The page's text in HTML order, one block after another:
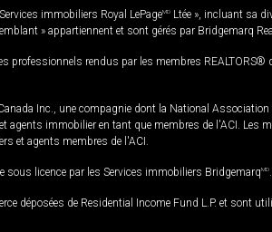
immobiliers Royal LePageMD Ltée », incluant sa
» appartiennent et sont gérés par Bridgemarq
rendus par les membres REALTORS®
Inc., une compagnie dont la National
immobilier en tant que membres de l'ACI.
et agents membres de l'ACI.
sous licence par les Services immobiliers BridgemarqMD
déposées de Residential Income Fund L.P. et sont